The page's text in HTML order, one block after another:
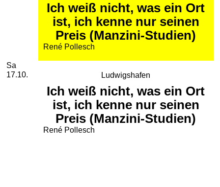
Ich weiß nicht, was ein Ort
ist, ich kenne nur seinen
Preis (Manzini-Studien)
René Pollesch
Samstag, 17. Oktober 2026
Sa
17.10.
Ludwigshafen
Ich weiß nicht, was ein Ort
ist, ich kenne nur seinen
Preis (Manzini-Studien)
René Pollesch